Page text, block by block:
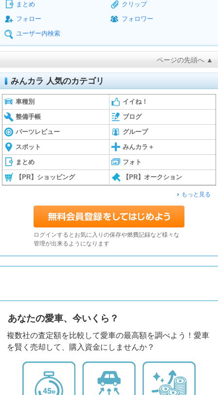
まとめ
クリップ
フォロー
フォロワー
ユーザー内検索
ページの先頭へ ▲
みんカラ 人気のカテゴリ
車種別 イイね！
整備手帳 ブログ
パーツレビュー グループ
スポット みんカラ＋
まとめ フォト
【PR】ショッピング 【PR】オークション
もっと見る
ログインするとお気に入りの保存や燃費記録など様々な
管理が出来るようになります
あなたの愛車、今いくら？
複数社の査定額を比較して愛車の最高額を調べよう！愛車
を賢く売却して、購入資金にしませんか？